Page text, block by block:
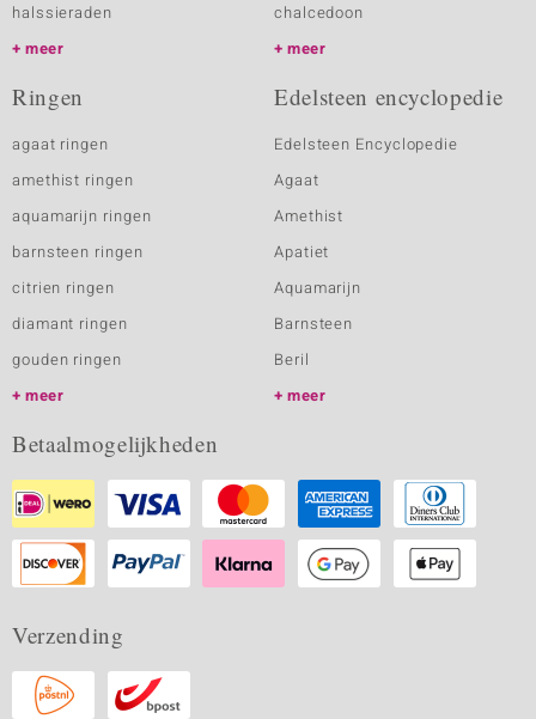
halssieraden
meer
chalcedoon
meer
Ringen
agaat ringen
amethist ringen
aquamarijn ringen
barnsteen ringen
citrien ringen
diamant ringen
gouden ringen
meer
Edelsteen encyclopedie
Edelsteen Encyclopedie
Agaat
Amethist
Apatiet
Aquamarijn
Barnsteen
Beril
meer
Betaalmogelijkheden
Verzending